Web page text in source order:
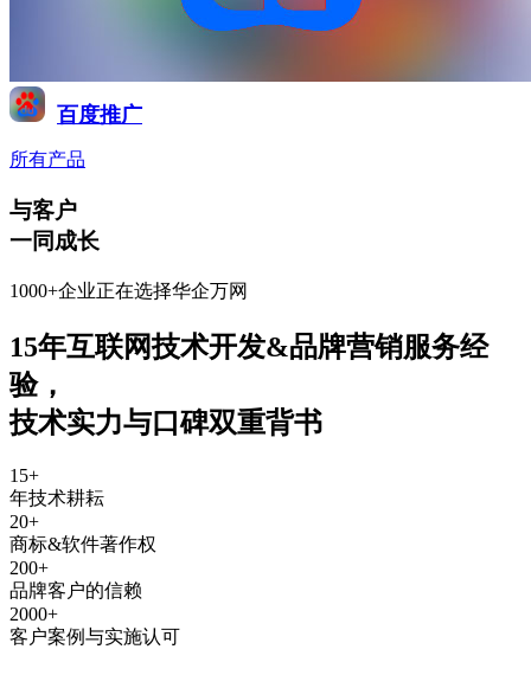
百度推广
所有产品
与客户
一同成长
1000+企业正在选择华企万网
15年互联网技术开发&品牌营销服务经
验，
技术实力与口碑双重背书
15+
年技术耕耘
20+
商标&软件著作权
200+
品牌客户的信赖
2000+
客户案例与实施认可